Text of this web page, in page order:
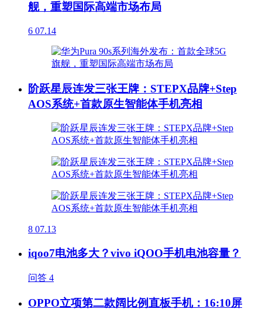
舰，重塑国际高端市场布局
6 07.14
阶跃星辰连发三张王牌：STEPX品牌+Step
AOS系统+首款原生智能体手机亮相
8 07.13
iqoo7电池多大？vivo iQOO手机电池容量？
问答 4
OPPO立项第二款阔比例直板手机：16:10屏